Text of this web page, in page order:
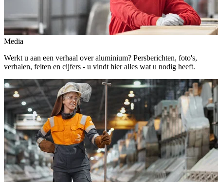
Media
Werkt u aan een verhaal over aluminium? Persberichten, foto's,
verhalen, feiten en cijfers - u vindt hier alles wat u nodig heeft.